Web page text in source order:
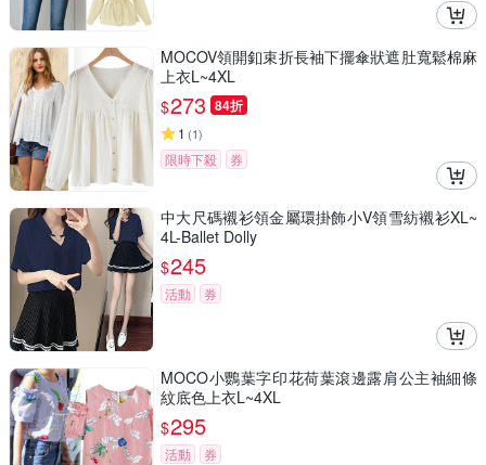
MOCOV領開釦束折長袖下擺傘狀遮肚寬鬆棉麻
上衣L~4XL
$273 84折
1 (1)
限時下殺 券
中大尺碼襯衫領金屬環掛飾小V領雪紡襯衫XL~
4L-Ballet Dolly
$245
活動 券
MOCO小鸚葉字印花荷葉滾邊露肩公主袖細條
紋底色上衣L~4XL
$295
活動 券